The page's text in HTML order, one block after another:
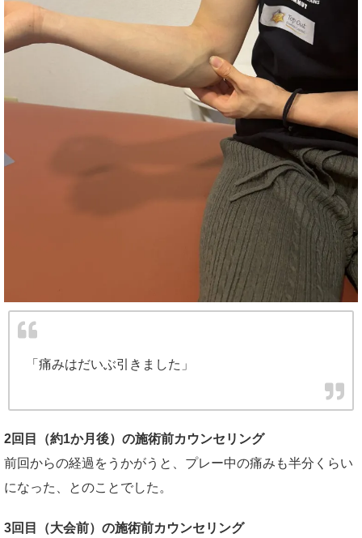
「痛みはだいぶ引きました」
2回目（約1か月後）の施術前カウンセリング
前回からの経過をうかがうと、プレー中の痛みも半分くらい
になった、とのことでした。
3回目（大会前）の施術前カウンセリング